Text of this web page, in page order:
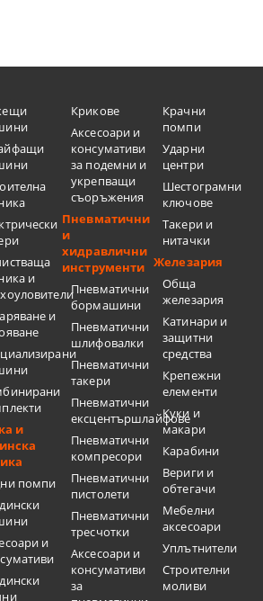
и
и
и
помпи
и
Крикове
Аксесоари и
консумативи
за подемни и
укрепващи
съоръжения
Пневматични
и
хидравлични
инструменти
Пневматични
бормашини
Пневматични
шлифовалки
Пневматични
такери
Пневматични
ексцентършлайфове
Пневматични
компресори
Пневматични
пистолети
Пневматични
тресчотки
Аксесоари и
консумативи
за
Крачни
помпи
Ударни
центри
Шестограмни
ключове
Такери и
нитачки
Железария
Обща
железария
Катинари и
защитни
средства
Крепежни
елементи
Куки и
макари
Карабини
Вериги и
обтегачи
Мебелни
аксесоари
Уплътнители
Строителни
моливи